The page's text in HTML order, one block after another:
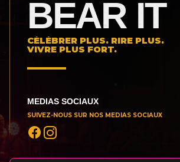
BEAR IT
CÉLÉBRER PLUS. RIRE PLUS.
VIVRE PLUS FORT.
MEDIAS SOCIAUX
SUIVEZ-NOUS SUR NOS MEDIAS SOCIAUX